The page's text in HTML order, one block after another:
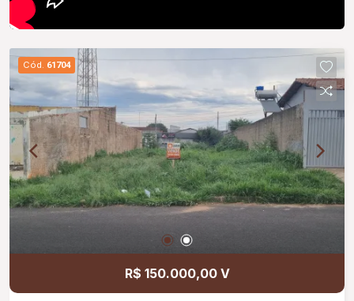
Cód. 61704
R$ 150.000,00 V